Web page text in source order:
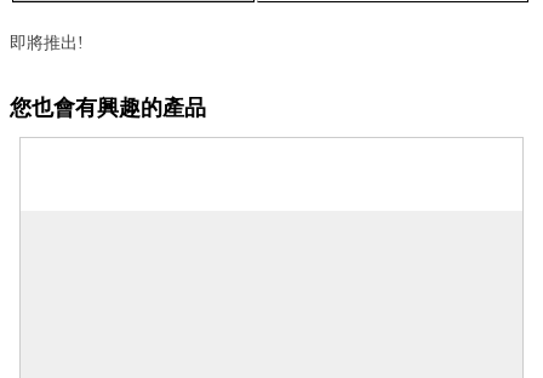
即將推出!
您也會有興趣的產品